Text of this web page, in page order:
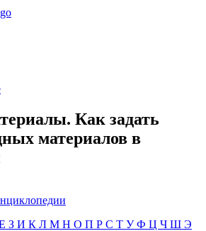
Как задать
материалов в
З И К Л М Н О П Р С Т УФ Ц Ч Ш Э